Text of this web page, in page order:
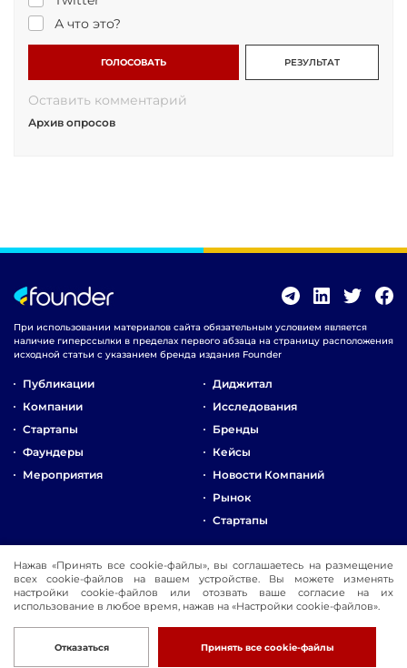
А что это?
ГОЛОСОВАТЬ РЕЗУЛЬТАТ
Оставить комментарий
Архив опросов
При использовании материалов сайта обязательным условием является
наличие гиперссылки в пределах первого абзаца на страницу расположения
исходной статьи с указанием бренда издания Founder
Публикации
Компании
Стартапы
Фаундеры
Мероприятия
Диджитал
Исследования
Бренды
Кейсы
Новости Компаний
Рынок
Стартапы
Реклама
Контакты
© 2016-2026 Founder Разработка
Нажав «Принять все cookie-файлы», вы соглашаетесь на размещение
всех cookie-файлов на вашем устройстве. Вы можете изменять
настройки cookie-файлов или отозвать ваше согласие на их
использование в любое время, нажав на «Настройки cookie-файлов».
Отказаться Принять все cookie-файлы